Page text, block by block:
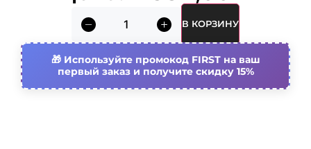
Общ. количество полюсов
Рабочая температура
окружающей среды
-5…60 °c
Поперечн. сечение подключ.
В КОРЗИНУ
Используйте промокод FIRST на ваш
первый заказ и получите скидку 15%